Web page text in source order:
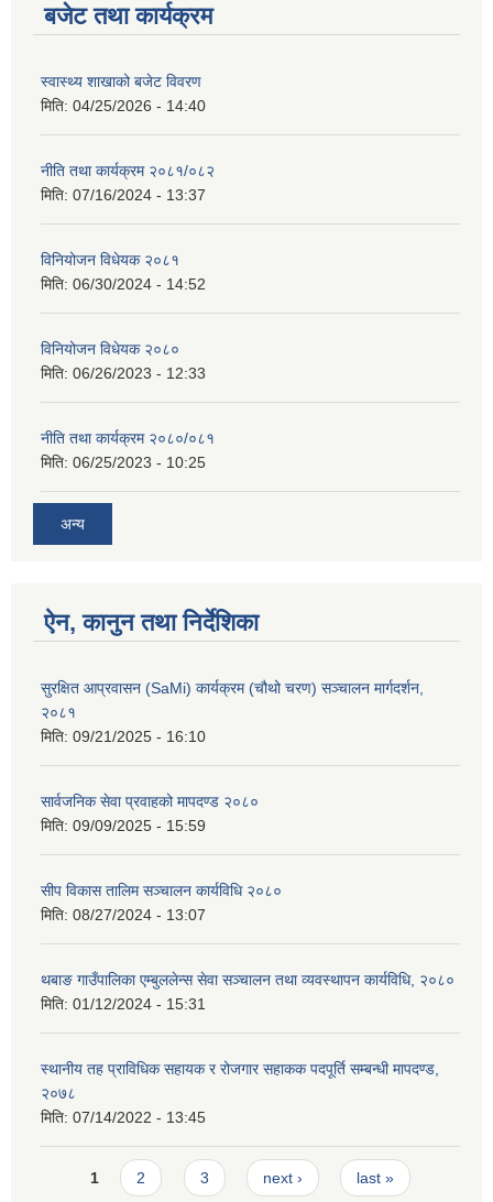
बजेट तथा कार्यक्रम
स्वास्थ्य शाखाको बजेट विवरण
मिति: 04/25/2026 - 14:40
नीति तथा कार्यक्रम २०८१/०८२
मिति: 07/16/2024 - 13:37
विनियोजन विधेयक २०८१
मिति: 06/30/2024 - 14:52
विनियोजन विधेयक २०८०
मिति: 06/26/2023 - 12:33
नीति तथा कार्यक्रम २०८०/०८१
मिति: 06/25/2023 - 10:25
अन्य
ऐन, कानुन तथा निर्देशिका
सुरक्षित आप्रवासन (SaMi) कार्यक्रम (चौथो चरण) सञ्चालन मार्गदर्शन,
२०८१
मिति: 09/21/2025 - 16:10
सार्वजनिक सेवा प्रवाहको मापदण्ड २०८०
मिति: 09/09/2025 - 15:59
सीप विकास तालिम सञ्चालन कार्यविधि २०८०
मिति: 08/27/2024 - 13:07
थबाङ गाउँपालिका एम्बुललेन्स सेवा सञ्चालन तथा व्यवस्थापन कार्यविधि, २०८०
मिति: 01/12/2024 - 15:31
स्थानीय तह प्राविधिक सहायक र रोजगार सहाकक पदपूर्ति सम्बन्धी मापदण्ड,
२०७८
मिति: 07/14/2022 - 13:45
Pages
1 2 3 next › last »